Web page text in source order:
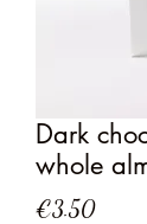
Dark
whole
€3.50Price